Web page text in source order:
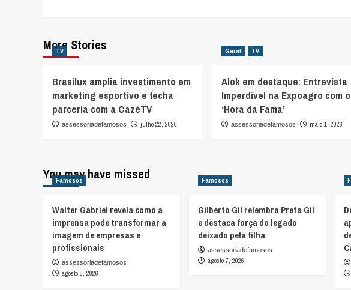
More Stories
TV
Brasilux amplia investimento em
marketing esportivo e fecha
parceria com a CazéTV
assessoriadefamosos julho 22, 2026
Geral TV
Alok em destaque: Entrevista
Imperdível na Expoagro com o
‘Hora da Fama’
assessoriadefamosos maio 1, 2026
You may have missed
Famosos
Walter Gabriel revela como a
imprensa pode transformar a
imagem de empresas e
profissionais
assessoriadefamosos
agosto 8, 2026
Famosos
Gilberto Gil relembra Preta Gil
e destaca força do legado
deixado pela filha
assessoriadefamosos
agosto 7, 2026